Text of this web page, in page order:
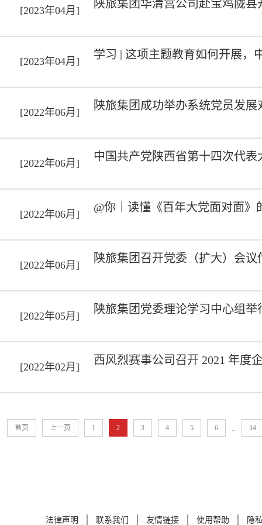
[2023年04月]
陕旅集团华清宫公司赴宝鸡陇
[2023年04月]
学习 | 这项主题教育如何开展，
[2022年06月]
陕旅集团成功举办系统党员发展
[2022年06月]
中国共产党陕西省第十四次代表
[2022年06月]
@你｜读懂《百年大党面对面》
[2022年06月]
陕旅集团召开党委（扩大）会
[2022年05月]
陕旅集团党委理论学习中心组
[2022年02月]
西风烈赛事公司召开 2021 年度
首页 上一页 1 2 3 4 5 6 34
法律声明 联系我们 友情链接 使用帮助 隐